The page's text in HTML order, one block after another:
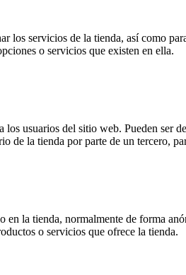
los servicios de la tienda, así como
o servicios que existen en ella.
los usuarios del sitio web. Pueden
de la tienda por parte de un tercero,
la tienda, normalmente de forma
o servicios que ofrece la tienda.